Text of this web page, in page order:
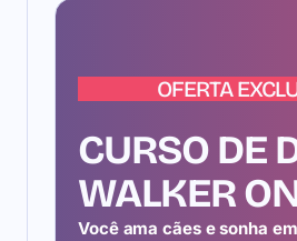
OFERTA
CURSO DE
WALKER
Você ama cães e sonha